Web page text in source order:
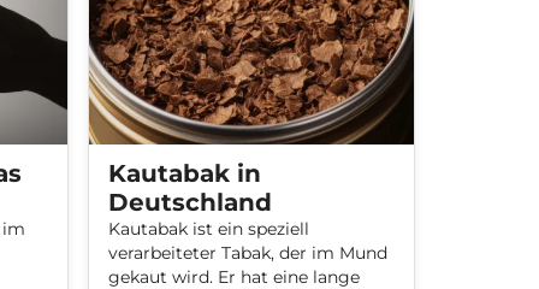
im
Kautabak in
Deutschland
Kautabak ist ein speziell
verarbeiteter Tabak, der im Mund
gekaut wird. Er hat eine lange